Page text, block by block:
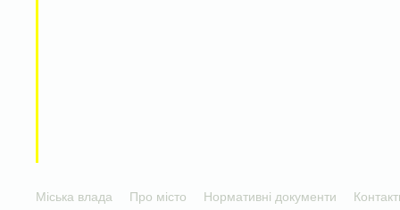
Міська влада Про місто Нормативні документи